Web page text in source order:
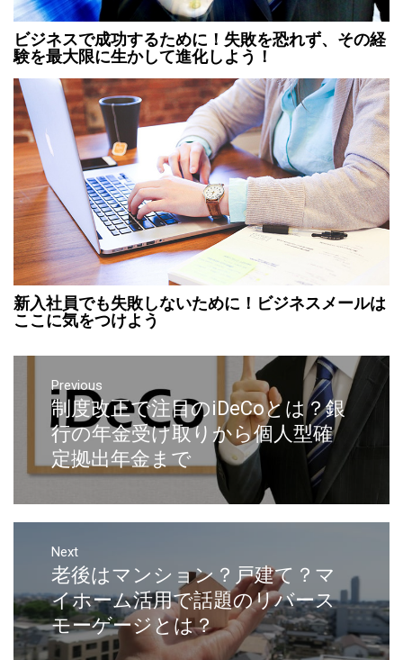
ビジネスで成功するために！失敗を恐れず、その経
験を最大限に生かして進化しよう！
新入社員でも失敗しないために！ビジネスメールは
ここに気をつけよう
Previous
制度改正で注目のiDeCoとは？銀
行の年金受け取りから個人型確
定拠出年金まで
Next
老後はマンション？戸建て？マ
イホーム活用で話題のリバース
モーゲージとは？